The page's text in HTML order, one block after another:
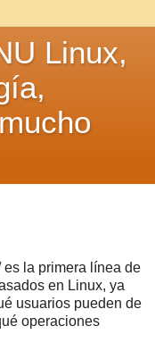
Linux,
es la primera línea de
en Linux, ya
usuarios pueden de
operaciones